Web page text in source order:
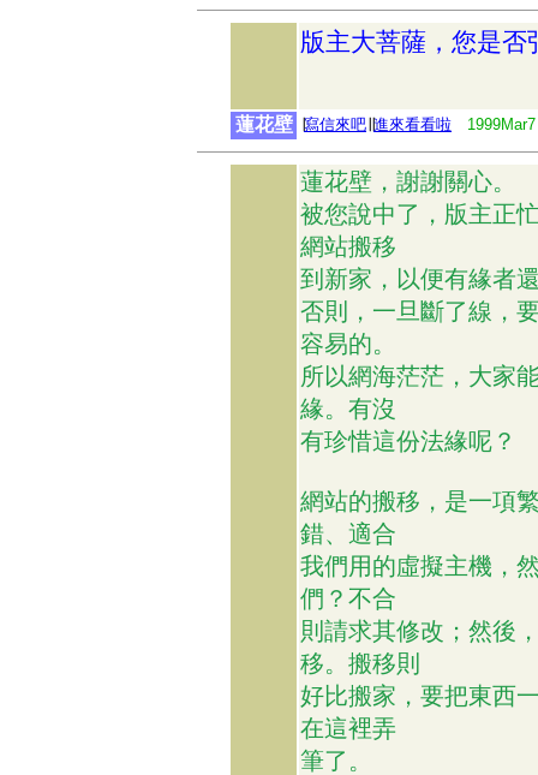
版主大菩薩，您是
蓮花壁 寫信來吧 進來看看啦 1999Mar7
蓮花壁，謝謝關心。
被您說中了，版主正
網站搬移
到新家，以便有緣者
否則，一旦斷了線，
容易的。
所以網海茫茫，大家
緣。有沒
有珍惜這份法緣呢？
網站的搬移，是一項
錯、適合
我們用的虛擬主機，
們？不合
則請求其修改；然後
移。搬移則
好比搬家，要把東西
在這裡弄
筆了。